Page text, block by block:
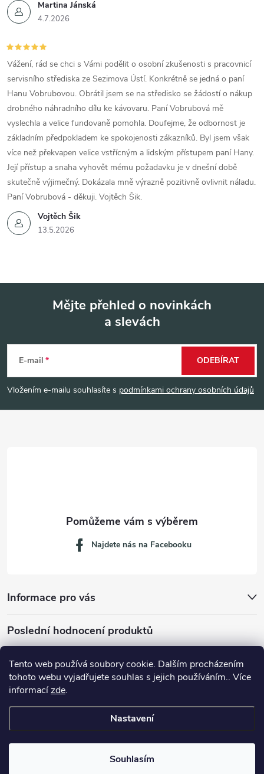
Tento web používá soubory cookie. Dalším procházením
tohoto webu vyjadřujete souhlas s jejich používáním.. Více
informacízde.
Nastavení
Souhlasím
Martina Jánská
4.7.2026
Vojtěch Šik
13.5.2026
Vážení, rád se chci s Vámi podělit o osobní zkušenosti s pracovnicí
servisního střediska ze Sezimova Ústí. Konkrétně se jedná o paní
Hanu Vobrubovou. Obrátil jsem se na středisko se žádostí o nákup
drobného náhradního dílu ke kávovaru. Paní Vobrubová mě
vyslechla a velice fundovaně pomohla. Doufejme, že odbornost je
základním předpokladem ke spokojenosti zákazníků. Byl jsem však
více než překvapen velice vstřícným a lidským přístupem paní Hany.
Její přístup a snaha vyhovět mému požadavku je v dnešní době
skutečně výjimečný. Dokázala mně výrazně pozitivně ovlivnit náladu.
Paní Vobrubová - děkuji. Vojtěch Šik.
p
a
Mějte přehled o novinkách
a slevách
E-mail
Vložením e-mailu souhlasíte s podmínkami ochrany osobních údajů
ODEBÍRAT
Informace pro vás
Najdete nás na Facebooku
Poslední hodnocení produktů
Dávkovací lžička na mletou kávu 53132C8134
Copyright 2026JM servis. Všechna práva vyhrazena.